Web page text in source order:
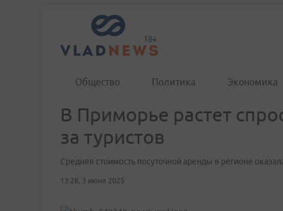
Общество Политика Экономика
В Приморье растет
за туристов
Средняя стоимость посуточной аренды в регионе
13:28, 3 июня 2025